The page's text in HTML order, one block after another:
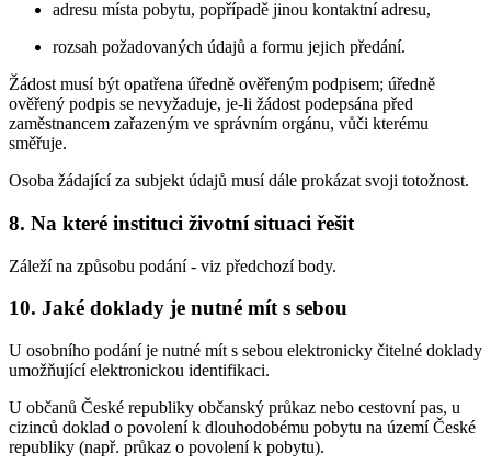
adresu místa pobytu, popřípadě jinou kontaktní adresu,
rozsah požadovaných údajů a formu jejich předání.
Žádost musí být opatřena úředně ověřeným podpisem; úředně
ověřený podpis se nevyžaduje, je-li žádost podepsána před
zaměstnancem zařazeným ve správním orgánu, vůči kterému
směřuje.
Osoba žádající za subjekt údajů musí dále prokázat svoji totožnost.
8. Na které instituci životní situaci řešit
Záleží na způsobu podání - viz předchozí body.
10. Jaké doklady je nutné mít s sebou
U osobního podání je nutné mít s sebou elektronicky čitelné doklady
umožňující elektronickou identifikaci.
U občanů České republiky občanský průkaz nebo cestovní pas, u
cizinců doklad o povolení k dlouhodobému pobytu na území České
republiky (např. průkaz o povolení k pobytu).